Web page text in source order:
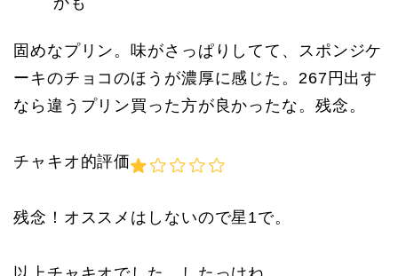
固めなプリン。味がさっぱりしてて、スポンジケ
ーキのチョコのほうが濃厚に感じた。267円出す
なら違うプリン買った方が良かったな。残念。
チャキオ的評価
残念！オススメはしないので星1で。